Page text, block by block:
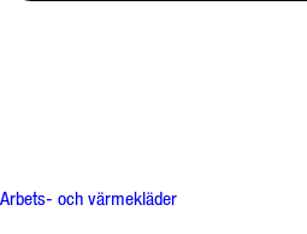
Arbets- och värmekläder